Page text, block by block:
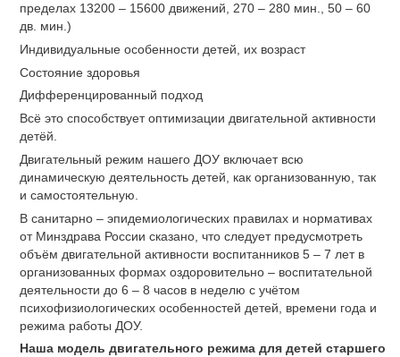
пределах 13200 – 15600 движений, 270 – 280 мин., 50 – 60
дв. мин.)
Индивидуальные особенности детей, их возраст
Состояние здоровья
Дифференцированный подход
Всё это способствует оптимизации двигательной активности
детёй.
Двигательный режим нашего ДОУ включает всю
динамическую деятельность детей, как организованную, так
и самостоятельную.
В санитарно – эпидемиологических правилах и нормативах
от Минздрава России сказано, что следует предусмотреть
объём двигательной активности воспитанников 5 – 7 лет в
организованных формах оздоровительно – воспитательной
деятельности до 6 – 8 часов в неделю с учётом
психофизиологических особенностей детей, времени года и
режима работы ДОУ.
Наша модель двигательного режима для детей старшего